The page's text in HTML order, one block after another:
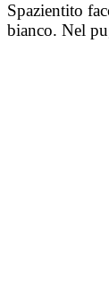
Spazientito
bianco. Nel